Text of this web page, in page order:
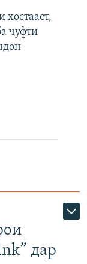
хостааст,
ҷуфти
дар